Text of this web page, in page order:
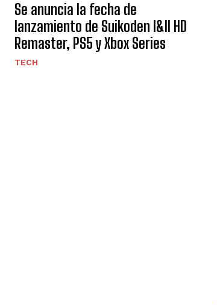
Se anuncia la fecha de
lanzamiento de Suikoden I&II HD
Remaster, PS5 y Xbox Series
TECH